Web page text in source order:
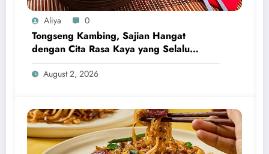
Aliya 0
Tongseng Kambing, Sajian Hangat
dengan Cita Rasa Kaya yang Selalu
Menggugah Selera
August 2, 2026